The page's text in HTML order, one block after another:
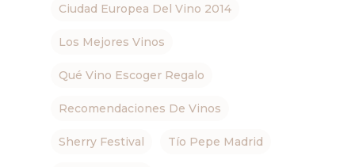
Ciudad Europea Del Vino 2014
Los Mejores Vinos
Qué Vino Escoger Regalo
Recomendaciones De Vinos
Sherry Festival Tío Pepe Madrid